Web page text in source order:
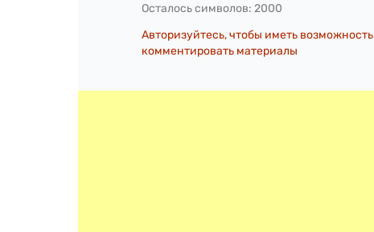
Осталось символов: 2000
Авторизуйтесь, чтобы иметь возможность
комментировать материалы